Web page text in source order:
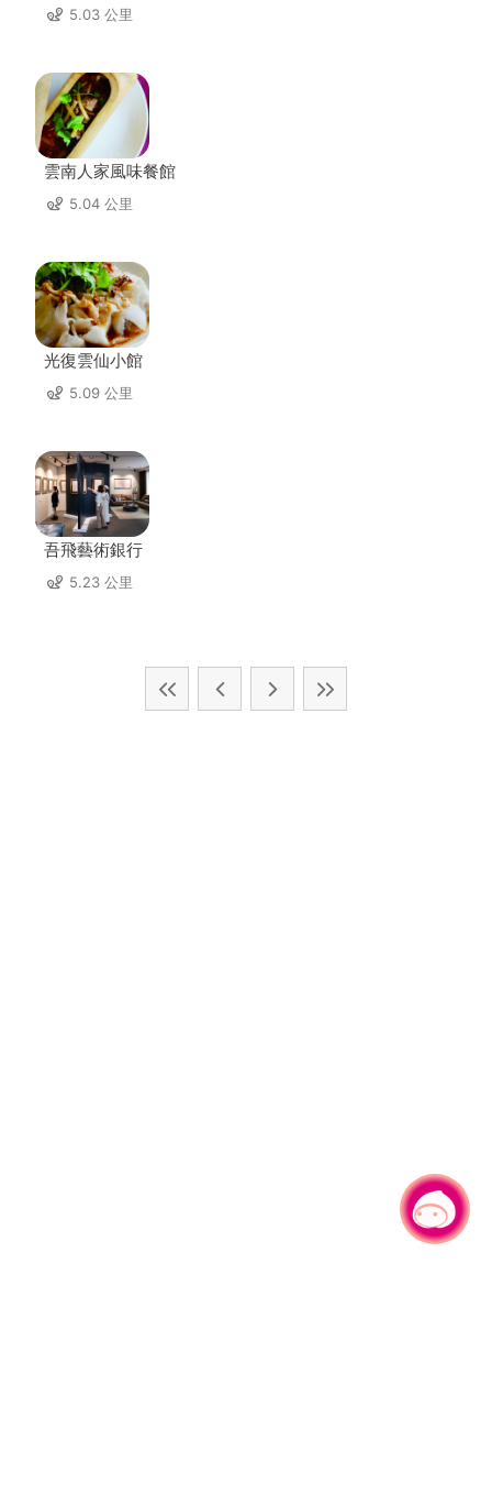
5.03 公里
雲南人家風味餐館
5.04 公里
光復雲仙小館
5.09 公里
吾飛藝術銀行
5.23 公里